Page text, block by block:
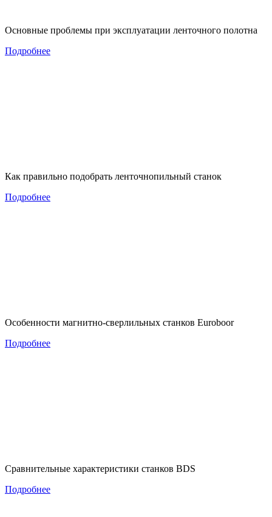
Основные проблемы при эксплуатации ленточного полотна
Подробнее
Как правильно подобрать ленточнопильный станок
Подробнее
Особенности магнитно-сверлильных станков Euroboor
Подробнее
Сравнительные характеристики станков BDS
Подробнее